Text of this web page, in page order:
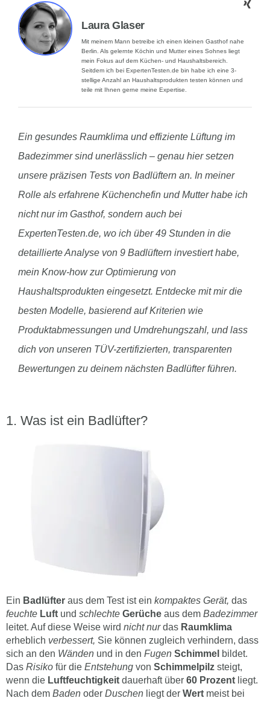
Laura Glaser
Mit meinem Mann betreibe ich einen kleinen Gasthof nahe
Berlin. Als gelernte Köchin und Mutter eines Sohnes liegt
mein Fokus auf dem Küchen- und Haushaltsbereich.
Seitdem ich bei ExpertenTesten.de bin habe ich eine 3-
stellige Anzahl an Haushaltsprodukten testen können und
teile mit Ihnen gerne meine Expertise.
Ein gesundes Raumklima und effiziente Lüftung im
Badezimmer sind unerlässlich – genau hier setzen
unsere präzisen Tests von Badlüftern an. In meiner
Rolle als erfahrene Küchenchefin und Mutter habe ich
nicht nur im Gasthof, sondern auch bei
ExpertenTesten.de, wo ich über 49 Stunden in die
detaillierte Analyse von 9 Badlüftern investiert habe,
mein Know-how zur Optimierung von
Haushaltsprodukten eingesetzt. Entdecke mit mir die
besten Modelle, basierend auf Kriterien wie
Produktabmessungen und Umdrehungszahl, und lass
dich von unseren TÜV-zertifizierten, transparenten
Bewertungen zu deinem nächsten Badlüfter führen.
Was ist ein Badlüfter?
Ein Badlüfter aus dem Test ist ein kompaktes Gerät, das
feuchte Luft und schlechte Gerüche aus dem Badezimmer
leitet. Auf diese Weise wird nicht nurdas Raumklima
erheblich verbessert, Sie können zugleich verhindern, dass
sich an den Wänden und in den Fugen Schimmel bildet.
Das Risiko für die Entstehung von Schimmelpilz steigt,
wenn die Luftfeuchtigkeit dauerhaft über 60 Prozent liegt.
Nach dem Baden oder Duschen liegt der Wert meist bei